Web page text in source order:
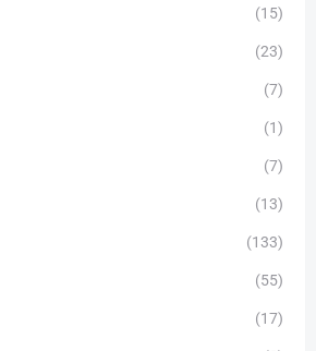
(15)
(23)
(7)
(1)
(7)
(13)
(133)
(55)
(17)